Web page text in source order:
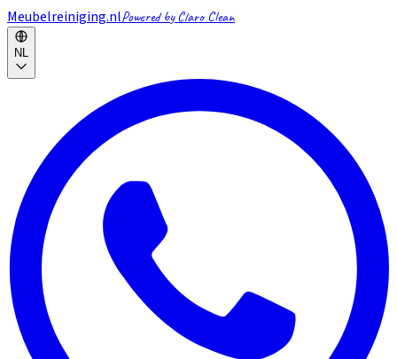
Meubelreiniging.nlPowered by Claro Clean
NL